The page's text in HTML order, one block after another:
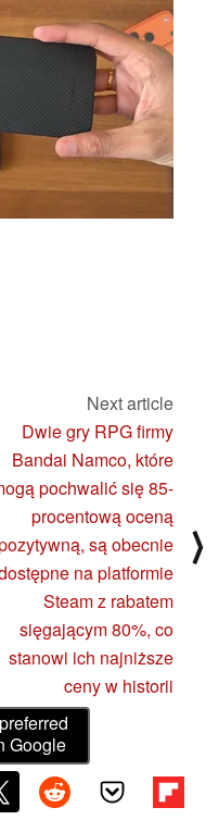
Next article
Dwie gry RPG firmy
Bandai Namco, które
pochwalić się 85-
procentową oceną
są obecnie
na platformie
Steam z rabatem
sięgającym 80%, co
stanowi ich najniższe
ceny w historii
⟩
Google